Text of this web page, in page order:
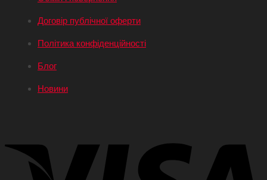
Договір публічної оферти
Політика конфіденційності
Блог
Новини